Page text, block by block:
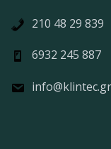
210 48 29 839
6932 245 887
info@klintec.gr